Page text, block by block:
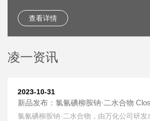
sodium dihydrate [61438-64-0] 又名：克
兽药，用作抗寄生虫药物。 按照《欧洲药
查看详情
凌一资讯
2023-10-31
新品发布：氯氰碘柳胺钠·二水合物
dihydrate [61438-64-0] 上线
氯氰碘柳胺钠·二水合物，由万化公司研发